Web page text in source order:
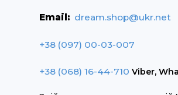
Email: dream.shop@ukr.net
+38 (097) 00-03-007
+38 (068) 16-44-710 Viber,